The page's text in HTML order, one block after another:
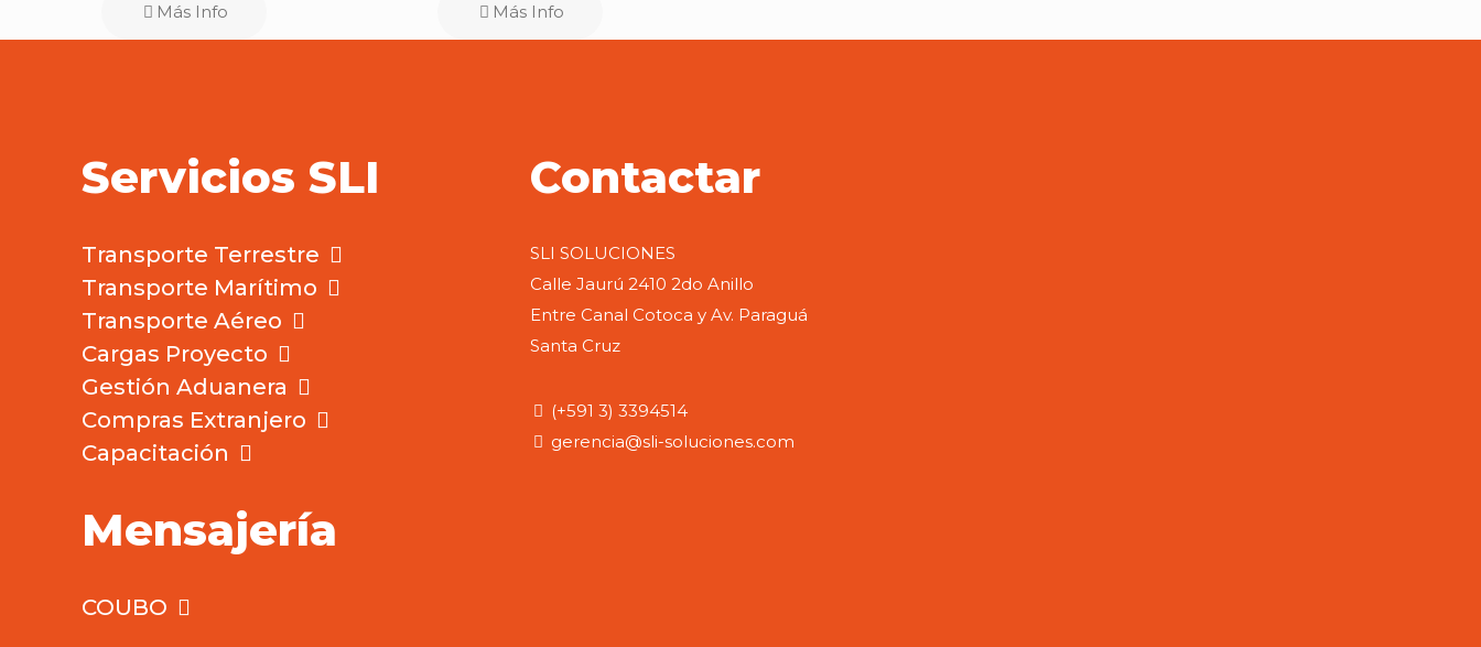
Más Info Más Info
Servicios SLI
Transporte Terrestre
Transporte Marítimo
Transporte Aéreo
Cargas Proyecto
Gestión Aduanera
Compras Extranjero
Capacitación
Mensajería
COUBO
Contactar
SLI SOLUCIONES
Calle Jaurú 2410 2do Anillo
Entre Canal Cotoca y Av. Paraguá
Santa Cruz
(+591 3) 3394514
gerencia@sli-soluciones.com